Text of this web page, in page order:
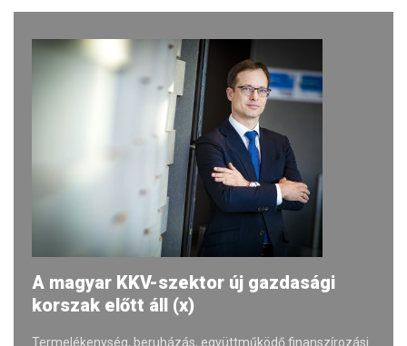
A magyar KKV-szektor új gazdasági
korszak előtt áll (x)
Termelékenység, beruházás, együttműködő finanszírozási